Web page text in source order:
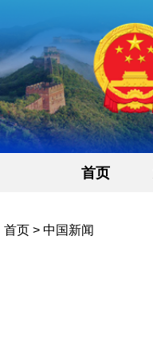
首页
首页 > 中国新闻